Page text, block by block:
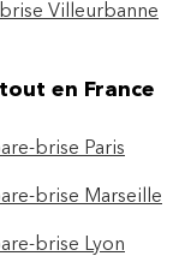
Villeurbanne
en France
brise Paris
brise Marseille
brise Lyon